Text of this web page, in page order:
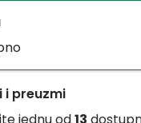
i preuzmi
jednu od13